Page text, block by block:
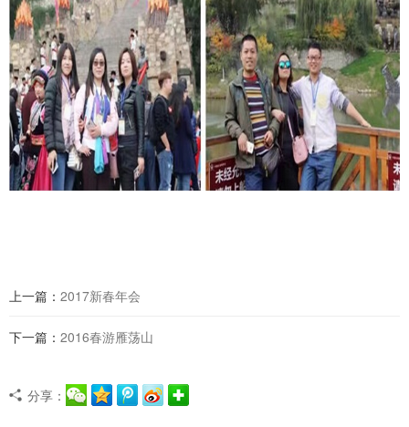
上一篇： 2017新春年会
下一篇： 2016春游雁荡山
分享：